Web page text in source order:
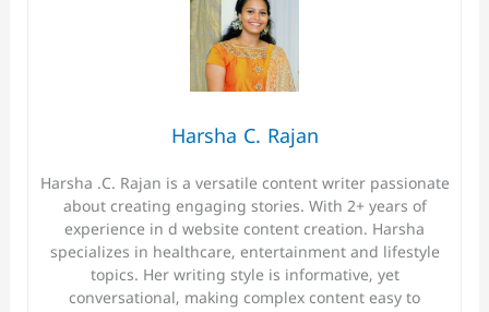
Harsha C. Rajan
Harsha .C. Rajan is a versatile content writer passionate
about creating engaging stories. With 2+ years of
experience in d website content creation. Harsha
specializes in healthcare, entertainment and lifestyle
topics. Her writing style is informative, yet
conversational, making complex content easy to